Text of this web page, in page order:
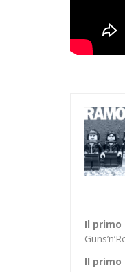
Il primo
Il primo